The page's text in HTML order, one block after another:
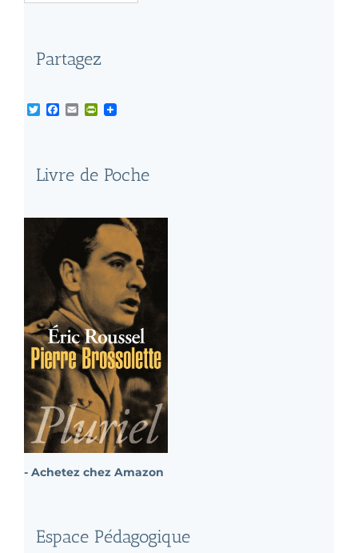
Partagez
TwitterFacebook
EmailPrintFriendly
Livre de Poche
- Achetez chez Amazon
Espace Pédagogique